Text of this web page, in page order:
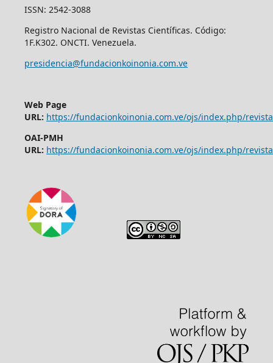
ISSN: 2542-3088
Registro Nacional de Revistas Científicas. Código:
1F.K302. ONCTI. Venezuela.
presidencia@fundacionkoinonia.com.ve
Web Page
URL: https://fundacionkoinonia.com.ve/ojs/index.php/
OAI-PMH
URL: https://fundacionkoinonia.com.ve/ojs/index.php/